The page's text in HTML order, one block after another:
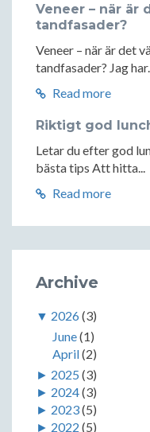
Veneer – när är
tandfasader?
Veneer – när är det
tandfasader? Jag har...
Read more
Riktigt god
Letar du efter god
bästa tips Att hitta...
Read more
Archive
▼ 2026(3)
June(1)
April(2)
► 2025 (3)
► 2024(3)
► 2023(5)
► 2022 (5)